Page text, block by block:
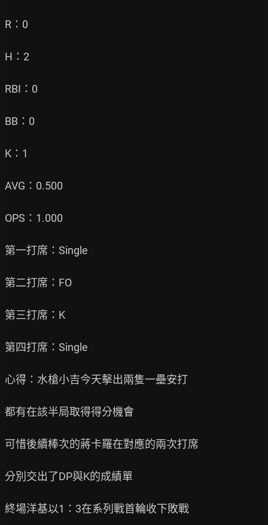
R：0
H：2
RBI：0
BB：0
K：1
AVG：0.500
OPS：1.000
第一打席：Single
第二打席：FO
第三打席：K
第四打席：Single
心得：水槍小吉今天擊出兩隻一壘安打
都有在該半局取得得分機會
可惜後續棒次的蔣卡羅在對應的兩次打席
分別交出了DP與K的成績單
終場洋基以1：3在系列戰首輪收下敗戰